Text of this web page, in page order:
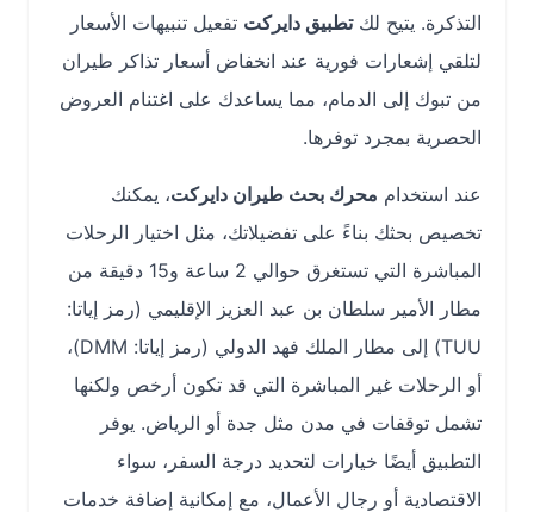
التذكرة. يتيح لكتطبيق دايركتتفعيل تنبيهات الأسعار
لتلقي إشعارات فورية عند انخفاض أسعار تذاكر طيران
من تبوك إلى الدمام، مما يساعدك على اغتنام العروض
الحصرية بمجرد توفرها.
عند استخداممحرك بحث طيران دايركت، يمكنك
تخصيص بحثك بناءً على تفضيلاتك، مثل اختيار الرحلات
المباشرة التي تستغرق حوالي 2 ساعة و15 دقيقة من
مطار الأمير سلطان بن عبد العزيز الإقليمي (رمز إياتا:
TUU) إلى مطار الملك فهد الدولي (رمز إياتا: DMM)،
أو الرحلات غير المباشرة التي قد تكون أرخص ولكنها
تشمل توقفات في مدن مثل جدة أو الرياض. يوفر
التطبيق أيضًا خيارات لتحديد درجة السفر، سواء
الاقتصادية أو رجال الأعمال، مع إمكانية إضافة خدمات